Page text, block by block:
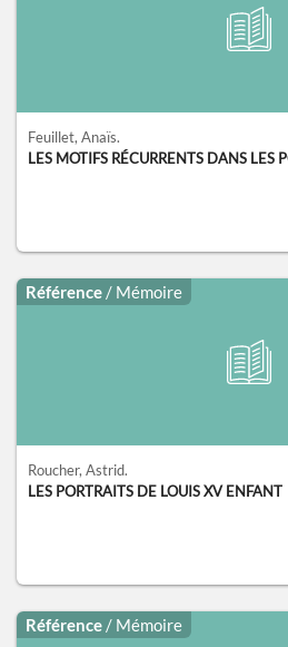
Feuillet, Anaïs.
LES MOTIFS RÉCURRENTS DANS LES
Référence / Mémoire
Roucher, Astrid.
LES PORTRAITS DE LOUIS XV ENFANT
Référence / Mémoire